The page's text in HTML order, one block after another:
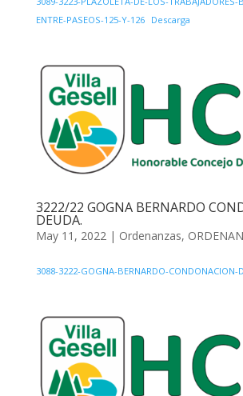
ENTRE-PASEOS-125-Y-126
Descarga
3222/22 GOGNA BERNARDO
DEUDA.
May 11, 2022| Ordenanzas,
3088-3222-GOGNA-BERNARDO-CONDONACION-